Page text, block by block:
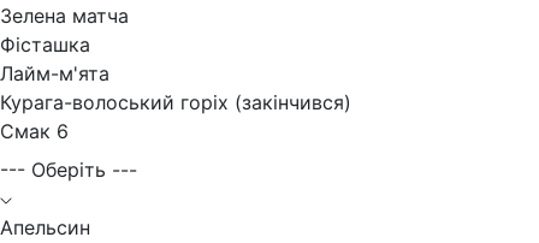
Зелена матча
Фісташка
Лайм-м'ята
Курага-волоський горіх (закінчився)
Смак 6
--- Оберіть ---
Апельсин